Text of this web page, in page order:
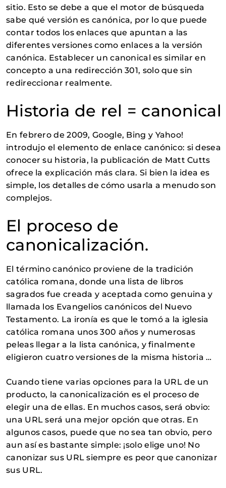
sitio. Esto se debe a que el motor de búsqueda
sabe qué versión es canónica, por lo que puede
contar todos los enlaces que apuntan a las
diferentes versiones como enlaces a la versión
canónica. Establecer un canonical es similar en
concepto a una redirección 301, solo que sin
redireccionar realmente.
Historia de rel = canonical
En febrero de 2009, Google, Bing y Yahoo!
introdujo el elemento de enlace canónico: si desea
conocer su historia, la publicación de Matt Cutts
ofrece la explicación más clara. Si bien la idea es
simple, los detalles de cómo usarla a menudo son
complejos.
El proceso de
canonicalización.
El término canónico proviene de la tradición
católica romana, donde una lista de libros
sagrados fue creada y aceptada como genuina y
llamada los Evangelios canónicos del Nuevo
Testamento. La ironía es que le tomó a la iglesia
católica romana unos 300 años y numerosas
peleas llegar a la lista canónica, y finalmente
eligieron cuatro versiones de la misma historia …
Cuando tiene varias opciones para la URL de un
producto, la canonicalización es el proceso de
elegir una de ellas. En muchos casos, será obvio:
una URL será una mejor opción que otras. En
algunos casos, puede que no sea tan obvio, pero
aun así es bastante simple: ¡solo elige uno! No
canonizar sus URL siempre es peor que canonizar
sus URL.